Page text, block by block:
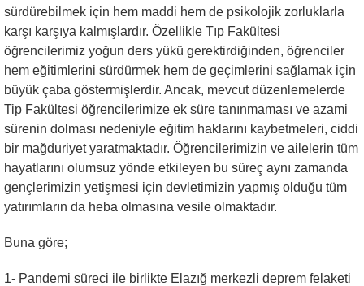
sürdürebilmek için hem maddi hem de psikolojik zorluklarla
karşı karşıya kalmışlardır. Özellikle Tıp Fakültesi
öğrencilerimiz yoğun ders yükü gerektirdiğinden, öğrenciler
hem eğitimlerini sürdürmek hem de geçimlerini sağlamak için
büyük çaba göstermişlerdir. Ancak, mevcut düzenlemelerde
Tip Fakültesi öğrencilerimize ek süre tanınmaması ve azami
sürenin dolması nedeniyle eğitim haklarını kaybetmeleri, ciddi
bir mağduriyet yaratmaktadır. Öğrencilerimizin ve ailelerin tüm
hayatlarını olumsuz yönde etkileyen bu süreç aynı zamanda
gençlerimizin yetişmesi için devletimizin yapmış olduğu tüm
yatırımların da heba olmasına vesile olmaktadır.
Buna göre;
1- Pandemi süreci ile birlikte Elazığ merkezli deprem felaketi